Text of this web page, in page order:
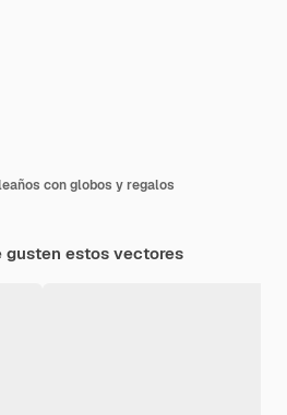
con globos y regalos
gusten estos vectores